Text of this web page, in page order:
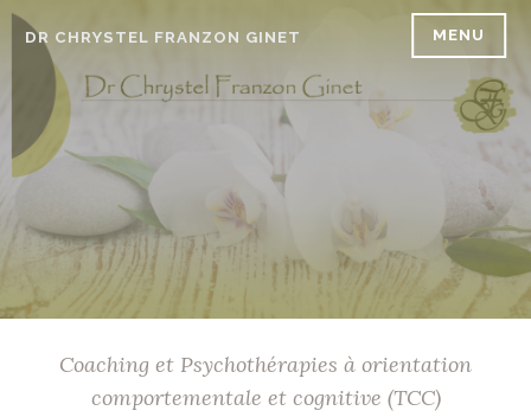
Accéder
contenu
principal
DR CHRYSTEL FRANZON GINET MENU
Coaching et Psychothérapies à orientation
comportementale et cognitive (TCC)